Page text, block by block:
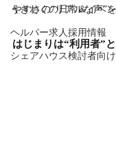
うきわくの日常＆イベ
ヘルパー求人採用情報
シェアハウス検討者向け
やすさの“リアルな声”
はじまりは“利用者”